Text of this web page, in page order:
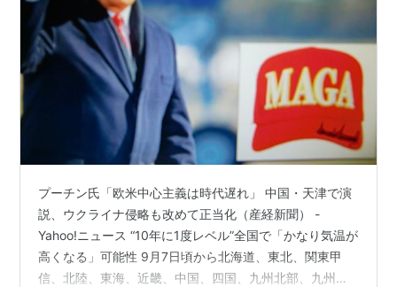
エゼキエル：此島愛子
サリエル：中尾隆聖
商品
El Shaddai ASCENSION OF THE
METATRON - PS3
ンターテインメント・リミテッド
発売日:2011/04/28
メディア:
Video Game
購入 : 10人クリック : 783回
この商品を含むブログ (86件) を見る
プーチン氏「欧米中心主義は時代遅れ」 中国・天津で演
説、ウクライナ侵略も改めて正当化（産経新聞） -
Yahoo!ニュース “10年に1度レベル”全国で「かなり気温が
高くなる」可能性 9月7日頃から北海道、東北、関東甲
信、北陸、東海、近畿、中国、四国、九州北部、九州南